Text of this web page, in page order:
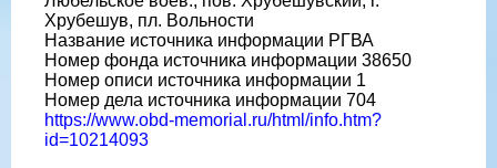
Хрубешув, пл. Вольности
Название источника информации РГВА
Номер фонда источника информации 38650
Номер описи источника информации 1
Номер дела источника информации 704
https://www.obd-memorial.ru/html/info.htm?
id=10214093